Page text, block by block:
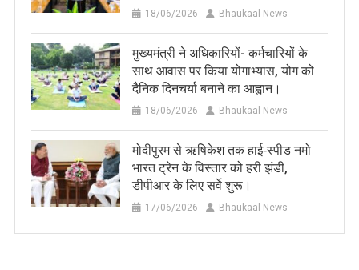
18/06/2026 Bhaukaal News
मुख्यमंत्री ने अधिकारियों- कर्मचारियों के
साथ आवास पर किया योगाभ्यास, योग को
दैनिक दिनचर्या बनाने का आह्वान।
18/06/2026 Bhaukaal News
मोदीपुरम से ऋषिकेश तक हाई‑स्पीड नमो
भारत ट्रेन के विस्तार को हरी झंडी,
डीपीआर के लिए सर्वे शुरू।
17/06/2026 Bhaukaal News